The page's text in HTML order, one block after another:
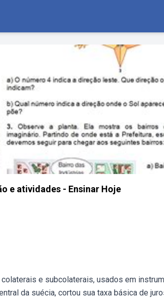
e atividades - Ensinar Hoje
e subcolaterais, usados em
da suécia, cortou sua taxa básica de